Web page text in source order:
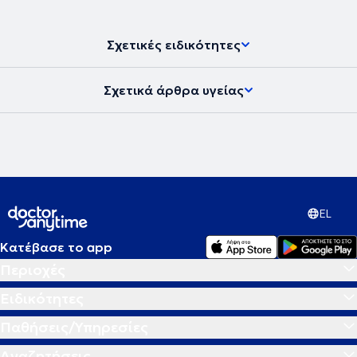
Σχετικές ειδικότητες
Σχετικά άρθρα υγείας
EL
Κατέβασε το app